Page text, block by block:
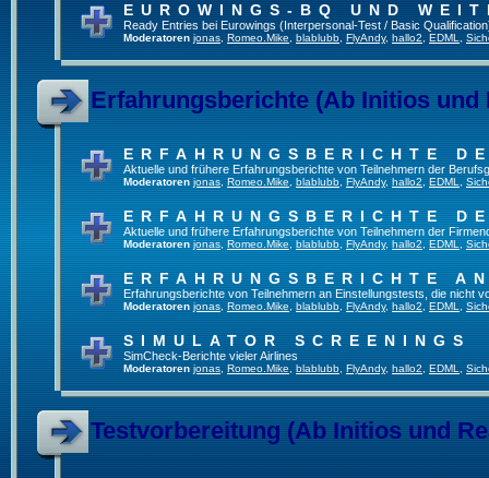
EUROWINGS-BQ UND
Ready Entries bei Eurowings (Interpersonal-Test / Basic
Moderatoren jonas Romeo.Mike blablubb FlyAndy, hallo2 EDML
Erfahrungsberichte (Ab Initios und
ERFAHRUNGSBERICHTE
Aktuelle und frühere Erfahrungsberichte von Teilnehmern der
Moderatoren jonas Romeo.Mike blablubb FlyAndy, hallo2 EDML
ERFAHRUNGSBERICHTE
Aktuelle und frühere Erfahrungsberichte von Teilnehmern der
Moderatoren jonas Romeo.Mike blablubb FlyAndy, hallo2 EDML
ERFAHRUNGSBERICHTE
Erfahrungsberichte von Teilnehmern an Einstellungstests, die nicht
Moderatoren jonas Romeo.Mike blablubb FlyAndy, hallo2 EDML
SIMULATOR SCREENINGS
SimCheck-Berichte vieler Airlines
Moderatoren jonas Romeo.Mike blablubb FlyAndy, hallo2 EDML
Testvorbereitung (Ab Initios und